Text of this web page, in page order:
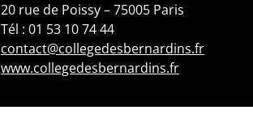
20 rue de Poissy – 75005 Paris
Tél : 01 53 10 74 44
contact@collegedesbernardins.fr
www.collegedesbernardins.fr